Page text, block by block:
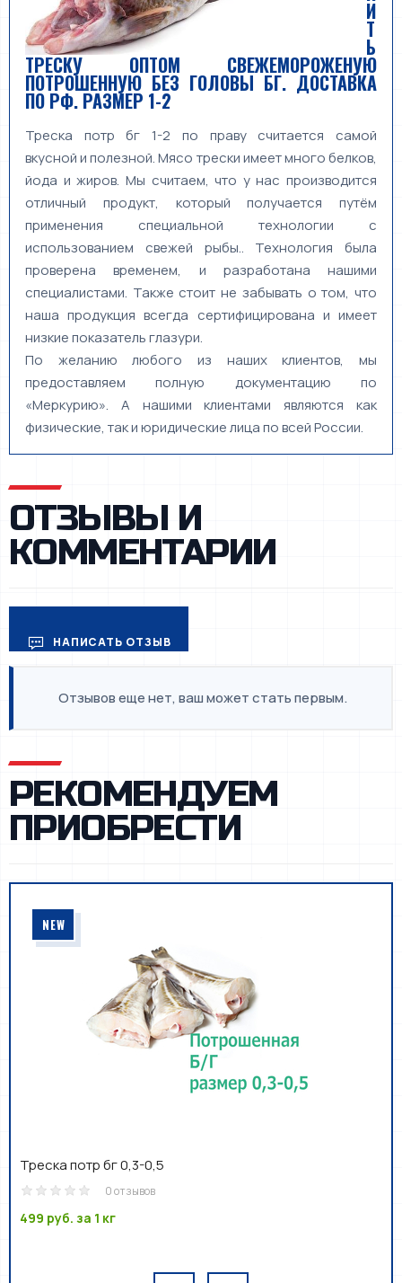
И
Т
Ь
ТРЕСКУ ОПТОМ СВЕЖЕМОРОЖЕНУЮ
ПОТРОШЕННУЮ БЕЗ ГОЛОВЫ БГ. ДОСТАВКА
ПО РФ. РАЗМЕР 1-2
Треска потр бг 1-2 по праву считается самой
вкусной и полезной. Мясо трески имеет много белков,
йода и жиров. Мы считаем, что у нас производится
отличный продукт, который получается путём
применения специальной технологии с
использованием свежей рыбы.. Технология была
проверена временем, и разработана нашими
специалистами. Также стоит не забывать о том, что
наша продукция всегда сертифицирована и имеет
низкие показатель глазури.
По желанию любого из наших клиентов, мы
предоставляем полную документацию по
«Меркурию». А нашими клиентами являются как
физические, так и юридические лица по всей России.
ОТЗЫВЫ И
КОММЕНТАРИИ
НАПИСАТЬ ОТЗЫВ
Отзывов еще нет, ваш может стать первым.
РЕКОМЕНДУЕМ
ПРИОБРЕСТИ
NEW
Треска потр бг 0,3-0,5
0 отзывов
499 руб. за 1 кг